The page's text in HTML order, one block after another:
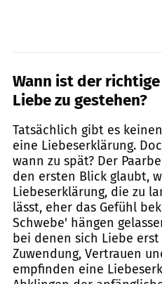
Wann ist der
Liebe zu gestehen?
Tatsächlich gibt es
eine Liebeserklärung.
wann zu spät? Der
den ersten Blick glaubt,
Liebeserklärung, die zu
lässt, eher das Gefühl
Schwebe' hängen
bei denen sich Liebe
Zuwendung, Vertrauen
empfinden eine